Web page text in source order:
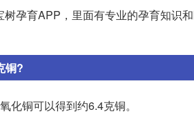
孕育APP，里面有专业的孕育知识
铜?
化铜可以得到约6.4克铜。